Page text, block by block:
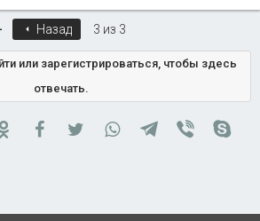
ПервыйНазад 3 из 3
или зарегистрироваться, чтобы здесь
отвечать.
Одноклассники
FacebookTwitterWhatsAppTelegram
Viber